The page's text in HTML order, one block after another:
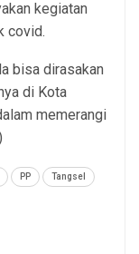
kegiatan
covid.
bisa dirasakan
di Kota
memerangi
PP Tangsel